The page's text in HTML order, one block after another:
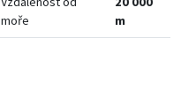
moře
m